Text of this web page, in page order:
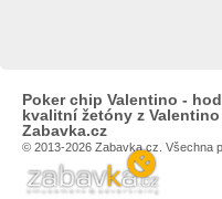
Poker chip Valentino -
kvalitní žetóny z
Zabavka.cz
© 2013-2026 Zabavka.cz. Všechna